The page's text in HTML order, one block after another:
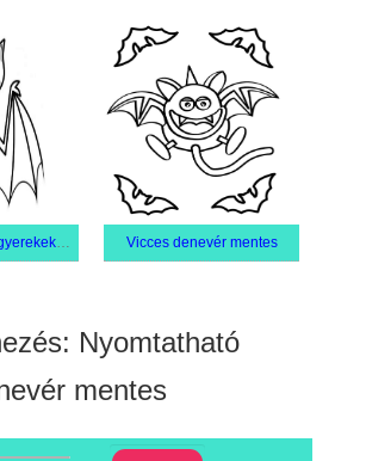
Denevér ingyen gyerekeknek Vicces denevér mentes
Nyomtatható
mentes